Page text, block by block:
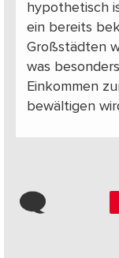
hypothetisch
ein bereits
Großstädten
was
Einkommen
bewältigen